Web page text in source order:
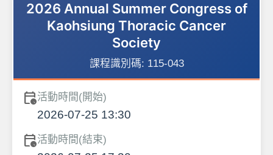
2026 Annual Summer Congress of
Kaohsiung Thoracic Cancer
Society
課程識別碼: 115-043
calendar_clock活動時間(開始)
2026-07-25 13:30
calendar_clock活動時間(結束)